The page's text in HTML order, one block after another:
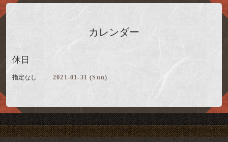
カレンダー
休日
指定なし 2021-01-31 (Sun)